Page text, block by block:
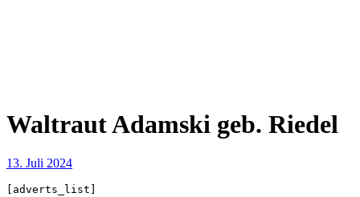
Waltraut Adamski geb. Riedel
13. Juli 2024
[adverts_list]